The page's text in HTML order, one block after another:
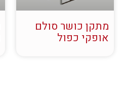
מתקן כושר סולם
אופקי כפול